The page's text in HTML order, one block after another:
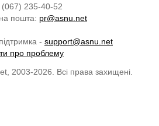
235-40-52
пошта: pr@asnu.net
- support@asnu.net
про проблему
2003-2026. Всі права захищені.